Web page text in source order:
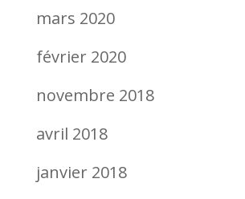
mars 2020
février 2020
novembre 2018
avril 2018
janvier 2018